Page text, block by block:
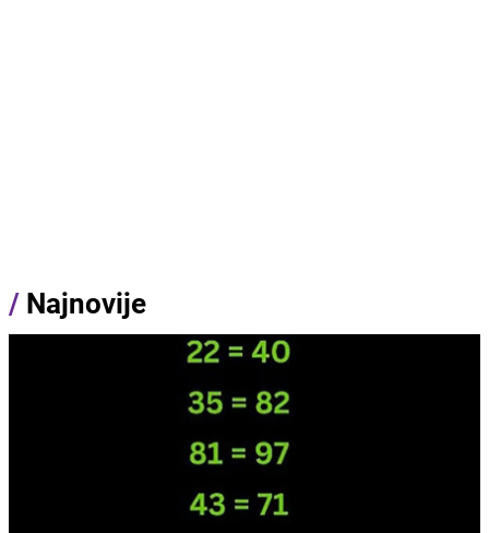
/ Najnovije